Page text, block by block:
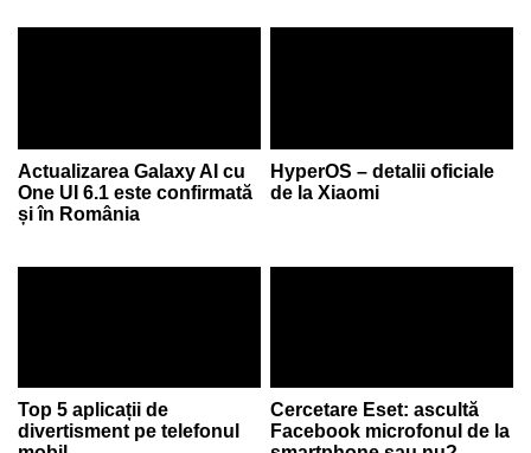
Actualizarea Galaxy AI cu
One UI 6.1 este confirmată
și în România
HyperOS – detalii oficiale
de la Xiaomi
Top 5 aplicații de
divertisment pe telefonul
Cercetare Eset: ascultă
Facebook microfonul de la